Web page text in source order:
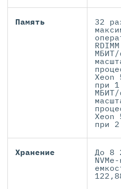
Память
32
Xeon
при
Xeon
при
Хранение
До 8